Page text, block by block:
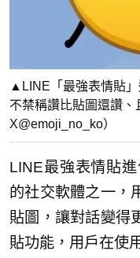
▲LINE「最強表情貼」
不禁稱讚比貼圖還讚
X@emoji_no_ko）
LINE最強表情貼
的社交軟體之一，
貼圖，讓對話變得
貼功能，用戶在使